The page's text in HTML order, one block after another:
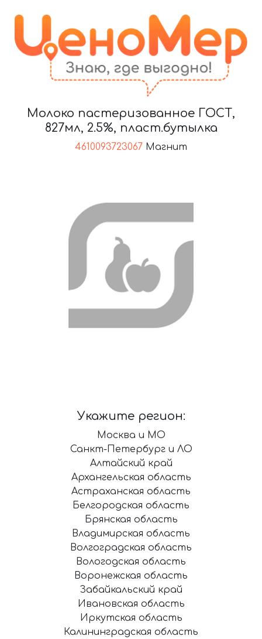
Молоко пастеризованное ГОСТ,
827мл, 2.5%, пласт.бутылка
4610093723067 Магнит
Укажите регион:
Москва и МО
Санкт-Петербург и ЛО
Алтайский край
Архангельская область
Астраханская область
Белгородская область
Брянская область
Владимирская область
Волгоградская область
Вологодская область
Воронежская область
Забайкальский край
Ивановская область
Иркутская область
Калининградская область